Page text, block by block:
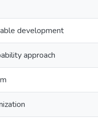
development
approach